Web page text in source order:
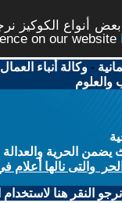
أنواع الكوكيز
on our website
-وكالة أنباء العمال
والعلوم
الحرية والعدالة
والتى نالها أعلام
النقر هنا لاستخدام